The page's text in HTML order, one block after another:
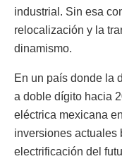
industrial. Sin esa
relocalización y la
dinamismo.
En un país donde la
a doble dígito hacia
eléctrica mexicana
inversiones actuales
electrificación del